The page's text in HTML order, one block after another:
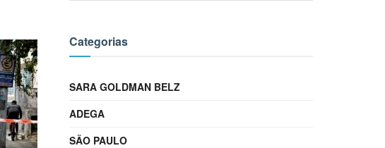
Categorias
SARA GOLDMAN BELZ
ADEGA
SÃO PAULO